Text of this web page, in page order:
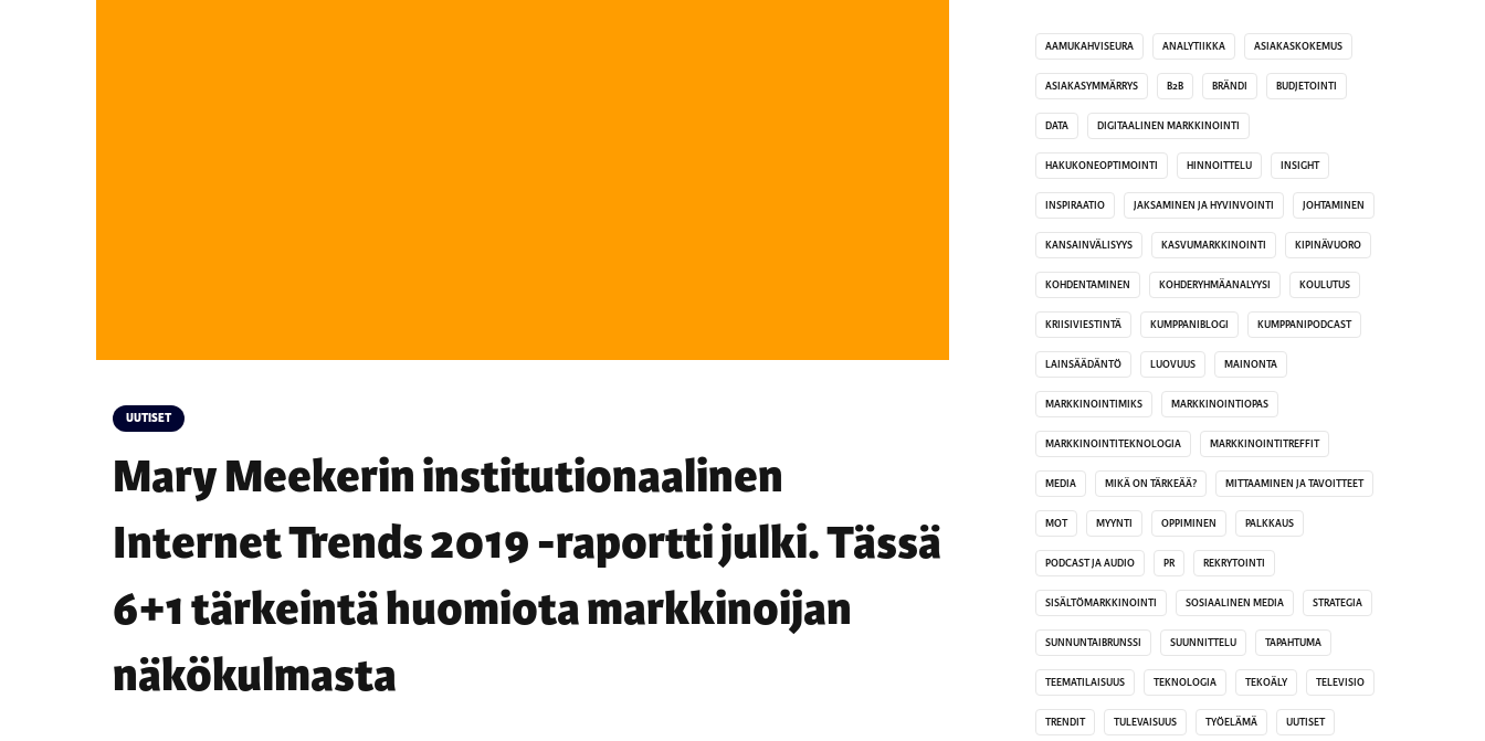
UUTISET
Mary Meekerin institutionaalinen
Internet Trends 2019 -raportti julki. Tässä
6+1 tärkeintä huomiota markkinoijan
näkökulmasta
AAMUKAHVISEURA ANALYTIIKKA ASIAKASKOKEMUS
ASIAKASYMMÄRRYS B2B BRÄNDI BUDJETOINTI
DATA DIGITAALINEN MARKKINOINTI
HAKUKONEOPTIMOINTI HINNOITTELU INSIGHT
INSPIRAATIO JAKSAMINEN JA HYVINVOINTI JOHTAMINEN
KANSAINVÄLISYYS KASVUMARKKINOINTI KIPINÄVUORO
KOHDENTAMINEN KOHDERYHMÄANALYYSI KOULUTUS
KRIISIVIESTINTÄ KUMPPANIBLOGI KUMPPANIPODCAST
LAINSÄÄDÄNTÖ LUOVUUS MAINONTA
MARKKINOINTIMIKS MARKKINOINTIOPAS
MARKKINOINTITEKNOLOGIA MARKKINOINTITREFFIT
MEDIA MIKÄ ON TÄRKEÄÄ? MITTAAMINEN JA TAVOITTEET
MOT MYYNTI OPPIMINEN PALKKAUS
PODCAST JA AUDIO PR REKRYTOINTI
SISÄLTÖMARKKINOINTI SOSIAALINEN MEDIA STRATEGIA
SUNNUNTAIBRUNSSI SUUNNITTELU TAPAHTUMA
TEEMATILAISUUS TEKNOLOGIA TEKOÄLY TELEVISIO
TRENDIT TULEVAISUUS TYÖELÄMÄ UUTISET